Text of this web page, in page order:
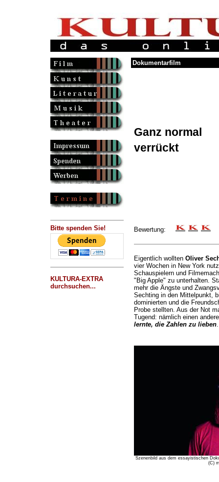
Bitte spenden Sie!
KULTURA-EXTRA
durchsuchen...
Dokumentarfilm
Ganz normal
verrückt
Bewertung:
Eigentlich wollten Oliver
vier Wochen in New York
Schauspielern und
"Big Apple" zu unterhalten.
mehr die Ängste und
Sechting in den Mittelpunkt,
dominierten und die
Probe stellten. Aus der Not
Tugend: nämlich einen
lernte, die Zahlen zu lieben.
Szenenbild aus dem essayistischen
(C)